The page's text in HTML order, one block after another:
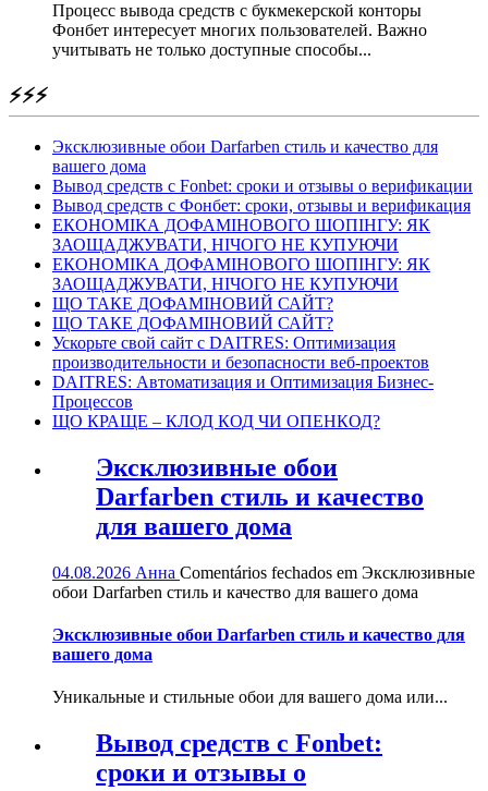
Процесс вывода средств с букмекерской конторы
Фонбет интересует многих пользователей. Важно
учитывать не только доступные способы...
⚡⚡⚡
Эксклюзивные обои Darfarben стиль и качество для
вашего дома
Вывод средств с Fonbet: сроки и отзывы о верификации
Вывод средств с Фонбет: сроки, отзывы и верификация
ЕКОНОМІКА ДОФАМІНОВОГО ШОПІНГУ: ЯК
ЗАОЩАДЖУВАТИ, НІЧОГО НЕ КУПУЮЧИ
ЕКОНОМІКА ДОФАМІНОВОГО ШОПІНГУ: ЯК
ЗАОЩАДЖУВАТИ, НІЧОГО НЕ КУПУЮЧИ
ЩО ТАКЕ ДОФАМІНОВИЙ САЙТ?
ЩО ТАКЕ ДОФАМІНОВИЙ САЙТ?
Ускорьте свой сайт с DAITRES: Оптимизация
производительности и безопасности веб-проектов
DAITRES: Автоматизация и Оптимизация Бизнес-
Процессов
ЩО КРАЩЕ – КЛОД КОД ЧИ ОПЕНКОД?
Эксклюзивные обои
Darfarben стиль и качество
для вашего дома
04.08.2026 Анна Comentários fechados em Эксклюзивные
обои Darfarben стиль и качество для вашего дома
Эксклюзивные обои Darfarben стиль и качество для
вашего дома
Уникальные и стильные обои для вашего дома или...
Вывод средств с Fonbet:
сроки и отзывы о